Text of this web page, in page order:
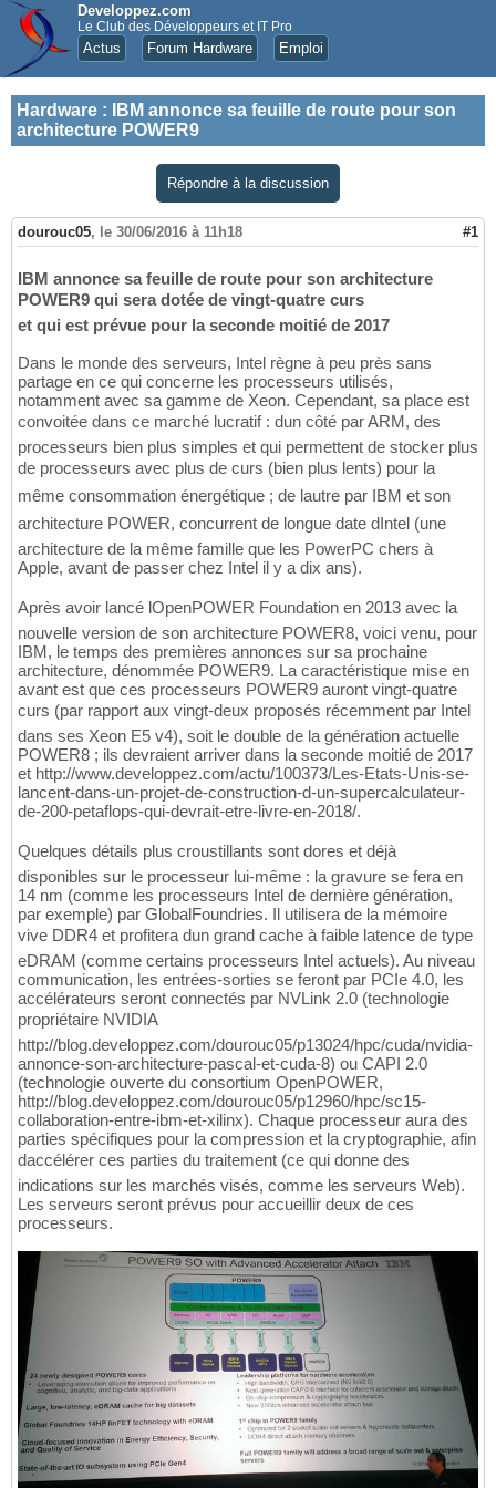
Developpez.com
Le Club des Développeurs et IT Pro
Actus Forum Hardware Emploi
Hardware :
IBM annonce sa feuille de route pour son
architecture POWER9
Répondre à la discussion
dourouc05, le 30/06/2016 à 11h18 #1
IBM annonce sa feuille de route pour son architecture
POWER9 qui sera dotée de vingt-quatre curs
et qui est prévue pour la seconde moitié de 2017
Dans le monde des serveurs, Intel règne à peu près sans
partage en ce qui concerne les processeurs utilisés,
notamment avec sa gamme de Xeon. Cependant, sa place est
convoitée dans ce marché lucratif : dun côté par ARM, des
processeurs bien plus simples et qui permettent de stocker plus
de processeurs avec plus de curs (bien plus lents) pour la
même consommation énergétique ; de lautre par IBM et son
architecture POWER, concurrent de longue date dIntel (une
architecture de la même famille que les PowerPC chers à
Apple, avant de passer chez Intel il y a dix ans).
Après avoir lancé lOpenPOWER Foundation en 2013 avec la
nouvelle version de son architecture POWER8, voici venu, pour
IBM, le temps des premières annonces sur sa prochaine
architecture, dénommée POWER9. La caractéristique mise en
avant est que ces processeurs POWER9 auront vingt-quatre
curs (par rapport aux vingt-deux proposés récemment par Intel
dans ses Xeon E5 v4), soit le double de la génération actuelle
POWER8 ; ils devraient arriver dans la seconde moitié de 2017
et http://www.developpez.com/actu/100373/Les-Etats-Unis-se-
lancent-dans-un-projet-de-construction-d-un-supercalculateur-
de-200-petaflops-qui-devrait-etre-livre-en-2018/.
Quelques détails plus croustillants sont dores et déjà
disponibles sur le processeur lui-même : la gravure se fera en
14 nm (comme les processeurs Intel de dernière génération,
par exemple) par GlobalFoundries. Il utilisera de la mémoire
vive DDR4 et profitera dun grand cache à faible latence de type
eDRAM (comme certains processeurs Intel actuels). Au niveau
communication, les entrées-sorties se feront par PCIe 4.0, les
accélérateurs seront connectés par NVLink 2.0 (technologie
propriétaire NVIDIA 
http://blog.developpez.com/dourouc05/p13024/hpc/cuda/nvidia-
annonce-son-architecture-pascal-et-cuda-8) ou CAPI 2.0
(technologie ouverte du consortium OpenPOWER,
http://blog.developpez.com/dourouc05/p12960/hpc/sc15-
collaboration-entre-ibm-et-xilinx). Chaque processeur aura des
parties spécifiques pour la compression et la cryptographie, afin
daccélérer ces parties du traitement (ce qui donne des
indications sur les marchés visés, comme les serveurs Web).
Les serveurs seront prévus pour accueillir deux de ces
processeurs.